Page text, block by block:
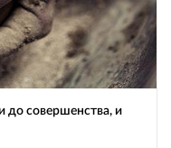
до совершенства, и